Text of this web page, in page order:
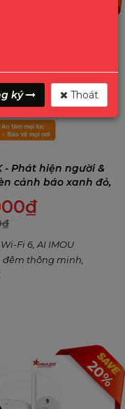
- Phát hiện người &
cảnh báo xanh đỏ,
₫
₫
Fi 6, AI IMOU
đêm thông minh,
20%
ký Thoát